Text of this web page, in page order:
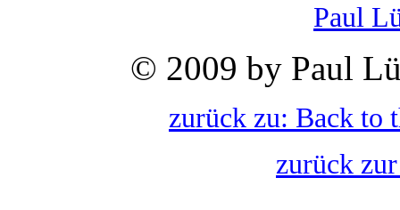
Paul
© 2009 by Paul
zurück zu: Back to
zurück